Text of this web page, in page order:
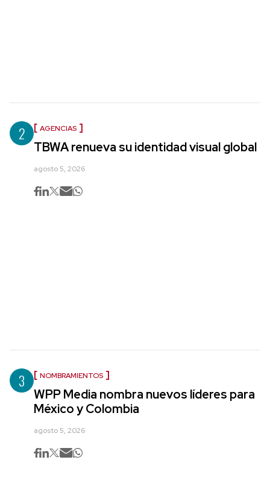
2 AGENCIAS
TBWA renueva su identidad visual global
agosto 5, 2026
3 NOMBRAMIENTOS
WPP Media nombra nuevos líderes para
México y Colombia
agosto 5, 2026